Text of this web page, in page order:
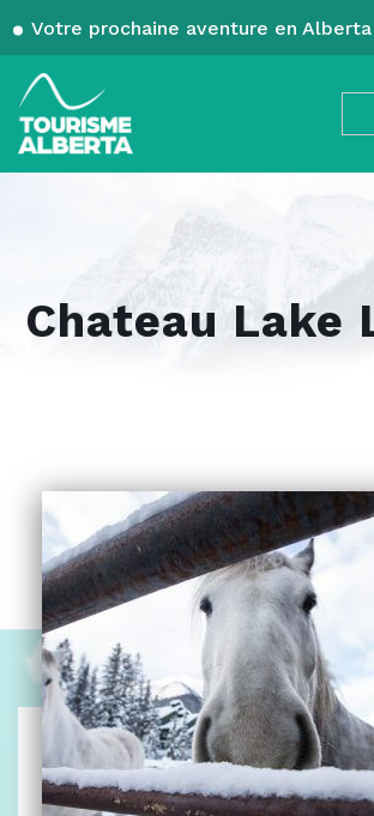
Votre prochaine aventure en
Chateau Lake